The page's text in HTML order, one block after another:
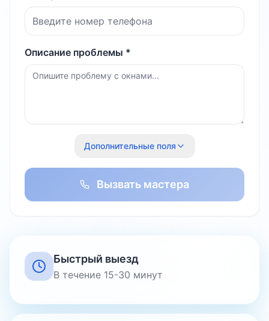
Описание проблемы *
Дополнительные поля
Вызвать мастера
Быстрый выезд
В течение 15-30 минут